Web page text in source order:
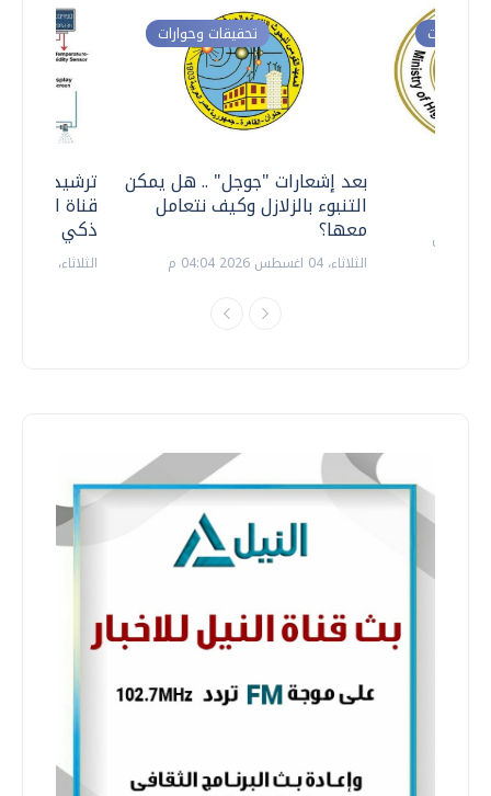
ترشيدا
قناة
ذكي
الثلاثاء، 14 يوليو 2026 06:11 م
تحقيقات وحوارات
بعد إشعارات "جوجل" .. هل يمكن
التنبوء بالزلازل وكيف نتعامل
معها؟
الثلاثاء، 04 اغسطس 2026 04:04 م
وحوارات